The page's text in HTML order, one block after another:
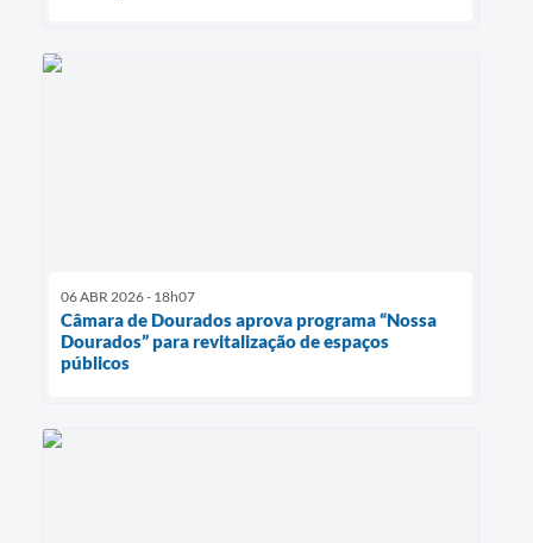
06 ABR 2026 - 18h07
Câmara de Dourados aprova programa “Nossa
Dourados” para revitalização de espaços
públicos